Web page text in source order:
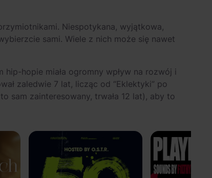
Niespotykana, wyjątkowa,
sami. Wiele z nich może się nawet
hip-hopie miała ogromny wpływ na rozwój i
zaledwie 7 lat, licząc od “Eklektyki” po
sam zainteresowany, trwała 12 lat), aby to